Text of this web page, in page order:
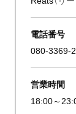
電話番号
080-3369-
営業時間
18:00～